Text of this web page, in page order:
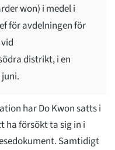
won) i medel i
för avdelningen för
distrikt, i en
har Do Kwon satts i
ha försökt ta sig in i
Samtidigt